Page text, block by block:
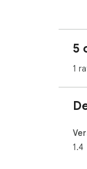
5
1
1.4